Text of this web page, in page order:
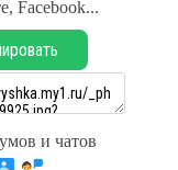
Facebook...
и чатов